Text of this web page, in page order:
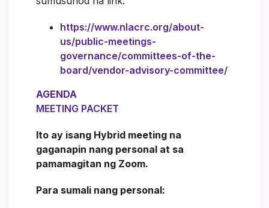
https://www.nlacrc.org/about-
us/public-meetings-
governance/committees-of-the-
board/vendor-advisory-committee/
AGENDA
MEETING PACKET
Ito ay isang Hybrid meeting na
gaganapin nang personal at sa
pamamagitan ng Zoom.
Para sumali nang personal: